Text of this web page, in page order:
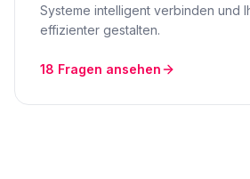
Systeme intelligent verbinden und
effizienter gestalten.
18 Fragen ansehen